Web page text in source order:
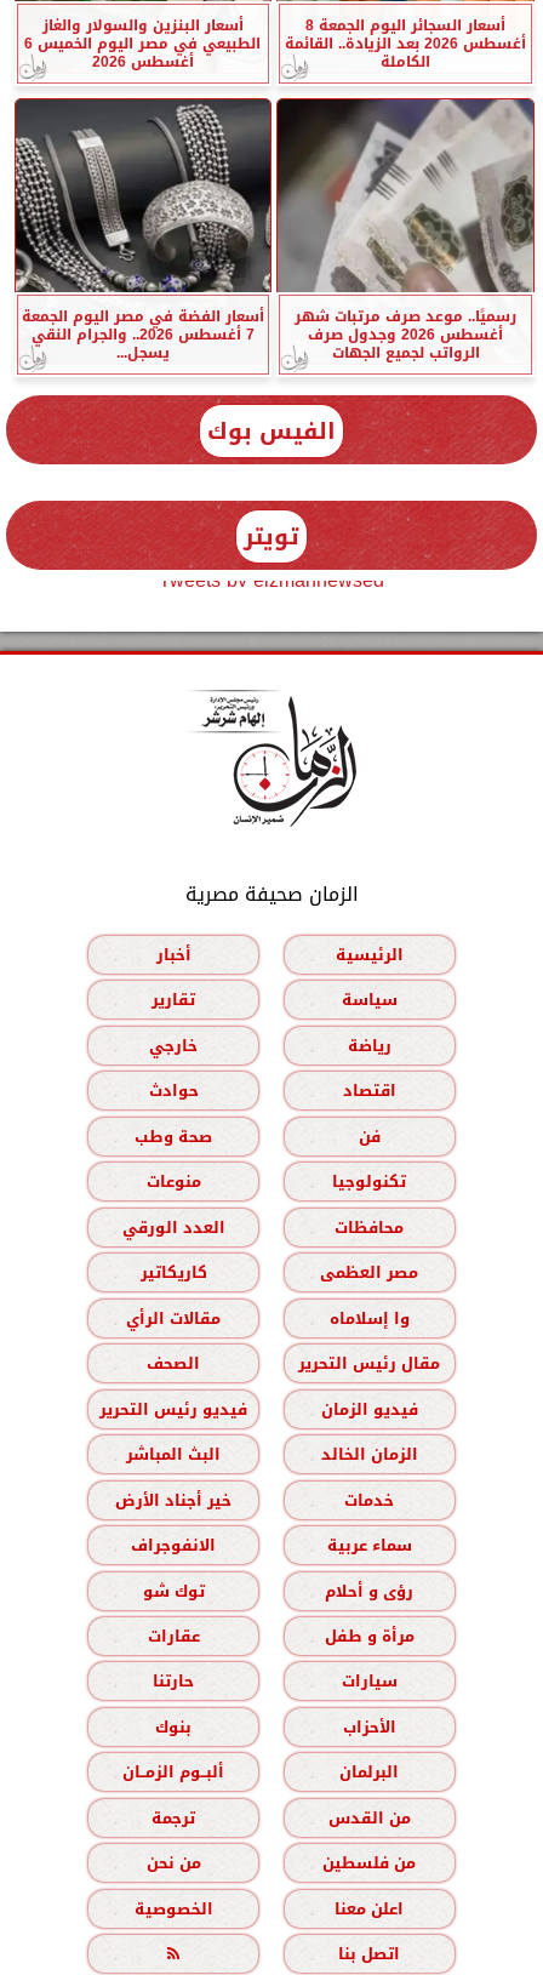
أسعار السجائر اليوم الجمعة 8
أغسطس 2026 بعد الزيادة.. القائمة
الكاملة
أسعار البنزين والسولار والغاز
الطبيعي في مصر اليوم الخميس 6
أغسطس 2026
رسميًا.. موعد صرف مرتبات شهر
أغسطس 2026 وجدول صرف
الرواتب لجميع الجهات
أسعار الفضة في مصر اليوم الجمعة
7 أغسطس 2026.. والجرام النقي
يسجل...
الفيس بوك
تويتر
Tweets by elzmannewseg
الزمان صحيفة مصرية
الرئيسية
أخبار
سياسة
تقارير
رياضة
خارجي
اقتصاد
حوادث
فن
صحة وطب
تكنولوجيا
منوعات
محافظات
العدد الورقي
مصر العظمى
كاريكاتير
وا إسلاماه
مقالات الرأي
مقال رئيس التحرير
الصحف
فيديو الزمان
فيديو رئيس التحرير
الزمان الخالد
البث المباشر
خدمات
خير أجناد الأرض
سماء عربية
الانفوجراف
رؤى و أحلام
توك شو
مرأة و طفل
عقارات
سيارات
حارتنا
الأحزاب
بنوك
البرلمان
ألبــوم الزمــان
من القدس
ترجمة
من فلسطين
من نحن
اعلن معنا
الخصوصية
اتصل بنا
